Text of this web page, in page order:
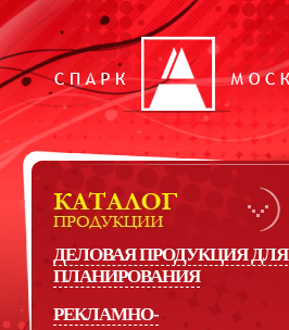
ДЕЛОВАЯ ПРОДУКЦИЯ ДЛЯ
ПЛАНИРОВАНИЯ
РЕКЛАМНО-